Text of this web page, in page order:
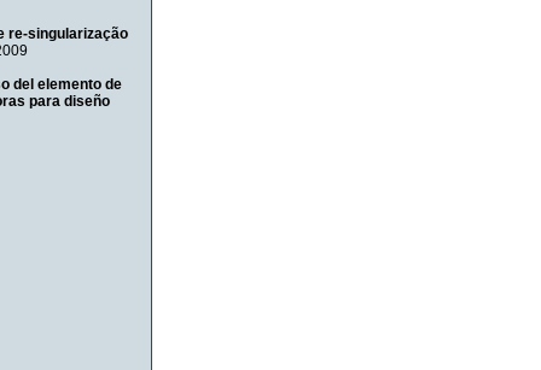
re-singularização
del elemento de
para diseño